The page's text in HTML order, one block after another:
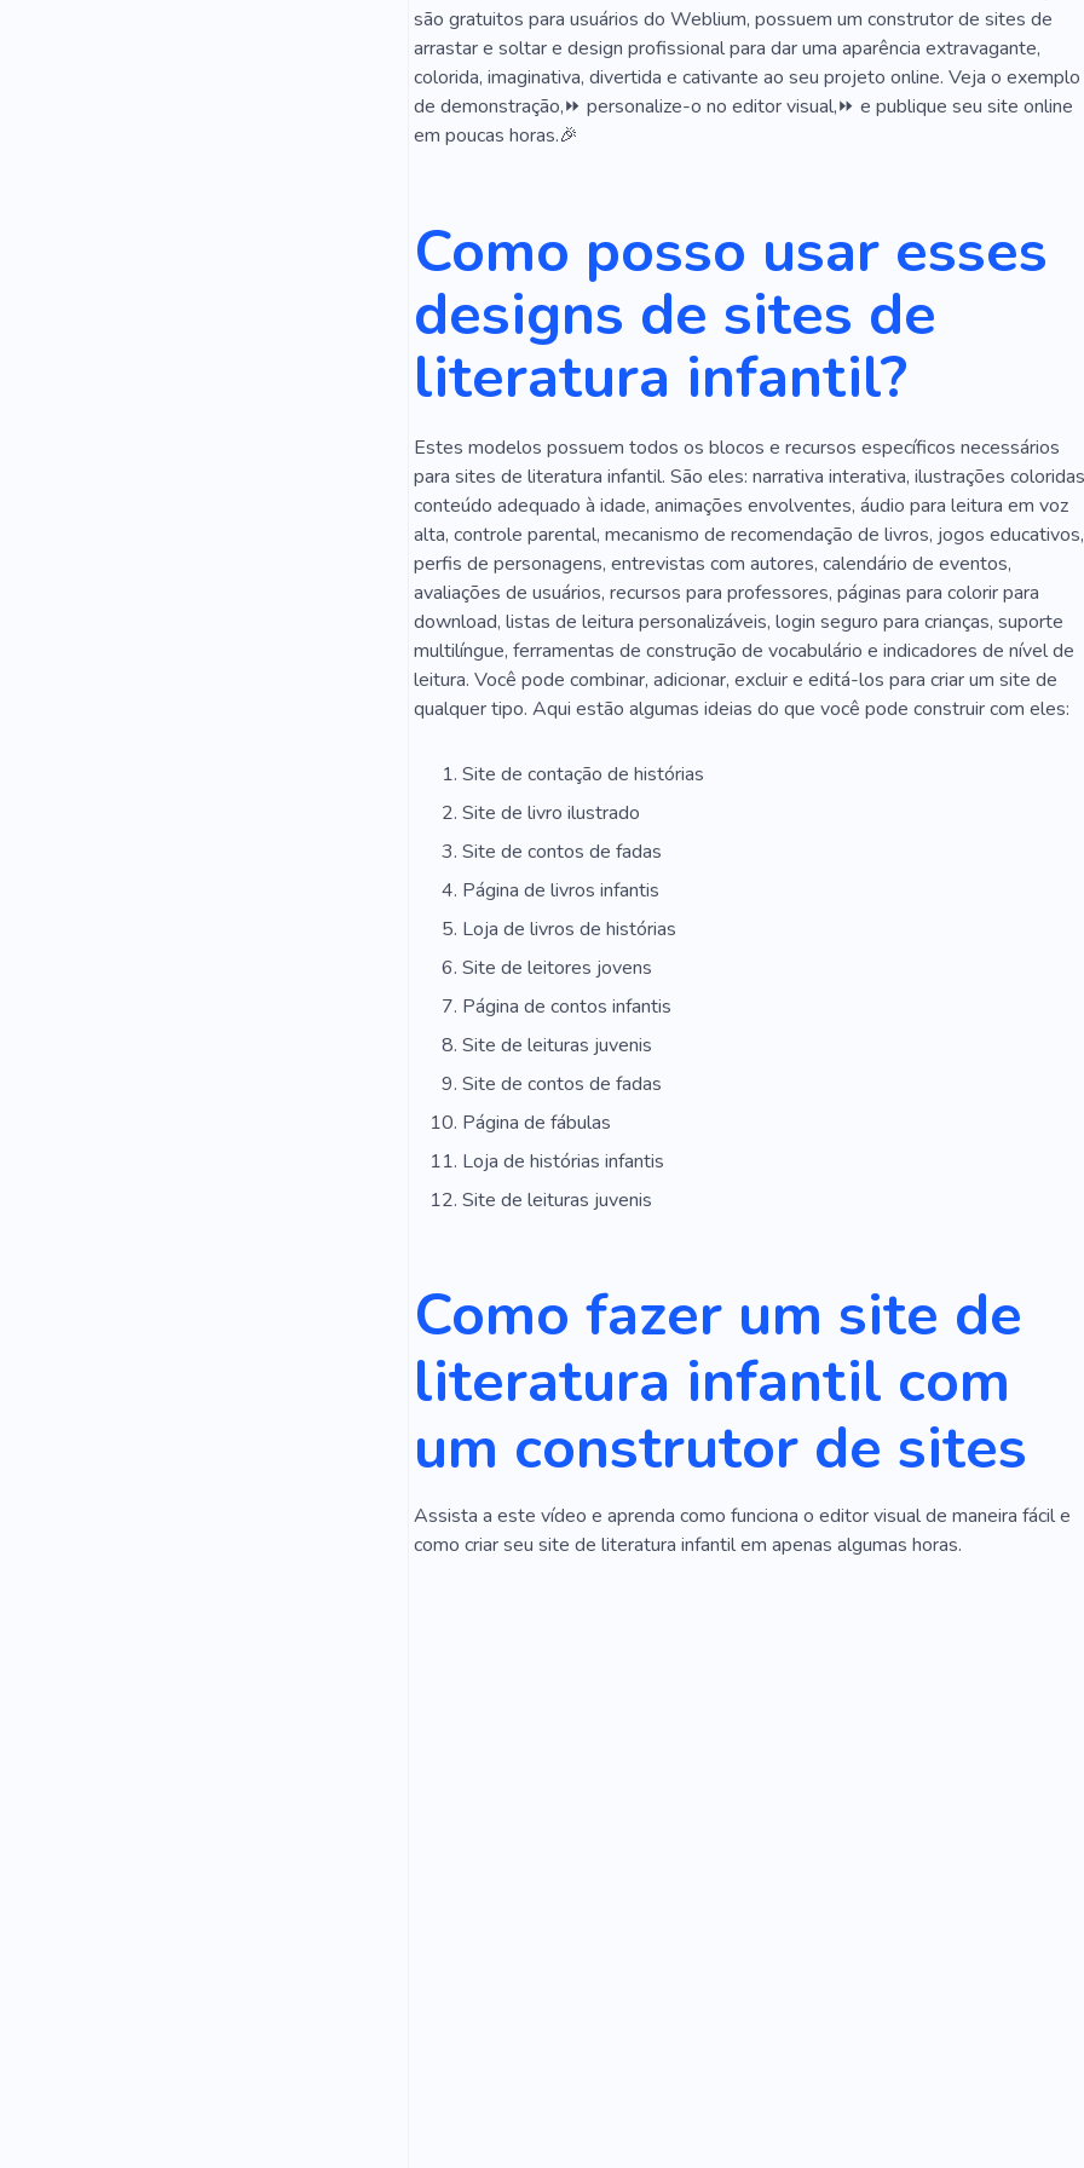
Babá
Recém-nascido Adolescente
Babá Acompanhante
Meninos
Clube Equestre Infantil Passeios a Cavalo
Governo
Aulas Em Grupo
são gratuitos para usuários do Weblium, possuem um construtor de sites de
arrastar e soltar e design profissional para dar uma aparência extravagante,
colorida, imaginativa, divertida e cativante ao seu projeto online. Veja o exemplo
de demonstração,⏩ personalize-o no editor visual,⏩ e publique seu site online
em poucas horas.🎉
Como posso usar esses
designs de sites de
literatura infantil?
Estes modelos possuem todos os blocos e recursos específicos necessários
para sites de literatura infantil. São eles: narrativa interativa, ilustrações
conteúdo adequado à idade, animações envolventes, áudio para leitura em voz
alta, controle parental, mecanismo de recomendação de livros, jogos educativos,
perfis de personagens, entrevistas com autores, calendário de eventos,
avaliações de usuários, recursos para professores, páginas para colorir para
download, listas de leitura personalizáveis, login seguro para crianças, suporte
multilíngue, ferramentas de construção de vocabulário e indicadores de nível de
leitura. Você pode combinar, adicionar, excluir e editá-los para criar um site de
qualquer tipo. Aqui estão algumas ideias do que você pode construir com eles:
Site de contação de histórias
Site de livro ilustrado
Site de contos de fadas
Página de livros infantis
Loja de livros de histórias
Site de leitores jovens
Página de contos infantis
Site de leituras juvenis
Site de contos de fadas
Página de fábulas
Loja de histórias infantis
Site de leituras juvenis
Como fazer um site de
literatura infantil com
um construtor de sites
Assista a este vídeo e aprenda como funciona o editor visual de maneira fácil e
como criar seu site de literatura infantil em apenas algumas horas.